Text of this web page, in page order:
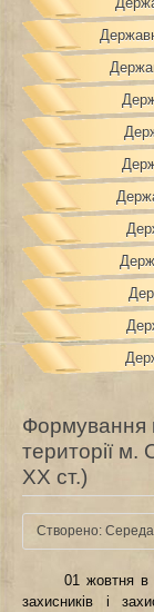
Формування
території м.
XX ст.)
Створено:
01 жовтня в
захисників і